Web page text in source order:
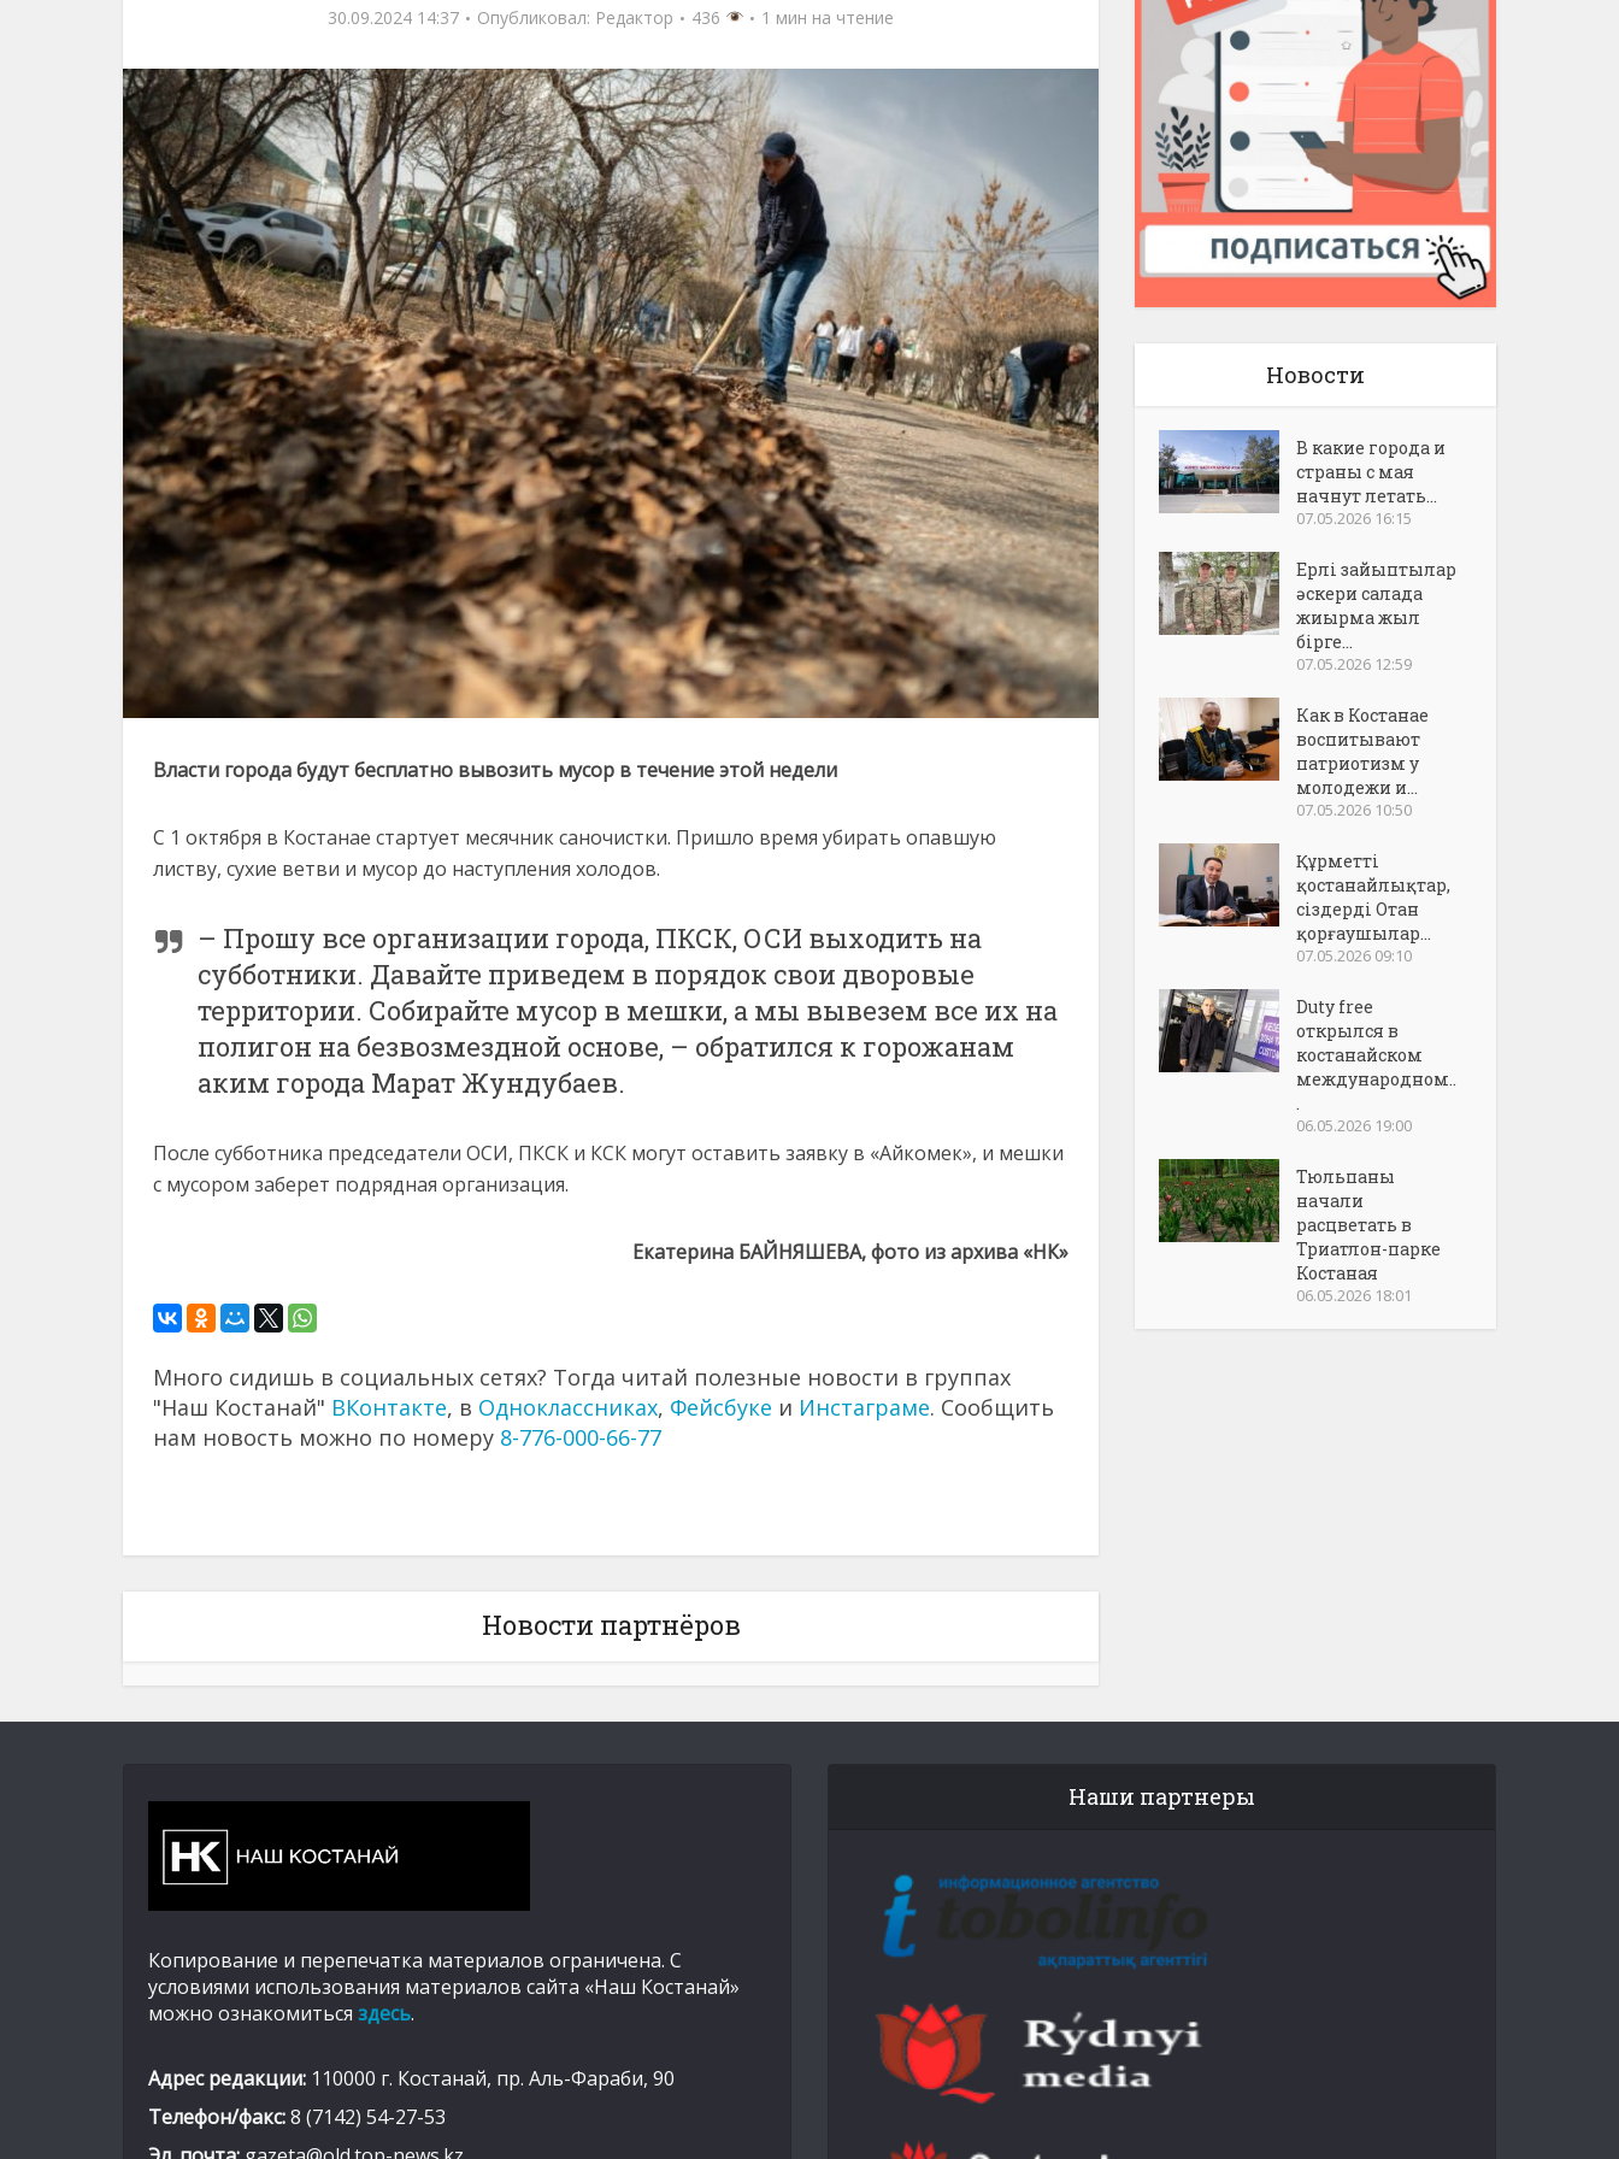
30.09.2024 14:37 Опубликовал: Редактор 436 1 мин на чтение
Власти города будут бесплатно вывозить мусор в течение этой недели
С 1 октября в Костанае стартует месячник саночистки. Пришло время убирать опавшую
листву, сухие ветви и мусор до наступления холодов.
– Прошу все организации города, ПКСК, ОСИ выходить на
субботники. Давайте приведем в порядок свои дворовые
территории. Собирайте мусор в мешки, а мы вывезем все их на
полигон на безвозмездной основе, – обратился к горожанам
аким города Марат Жундубаев.
После субботника председатели ОСИ, ПКСК и КСК могут оставить заявку в «Айкомек», и мешки
с мусором заберет подрядная организация.
Екатерина БАЙНЯШЕВА, фото из архива «НК»
Много сидишь в социальных сетях? Тогда читай полезные новости в группах
"Наш Костанай" ВКонтакте, в Одноклассниках, Фейсбуке и Инстаграме. Сообщить
нам новость можно по номеру 8-776-000-66-77
Новости партнёров
Новости
В какие города и
страны с мая
начнут летать...
07.05.2026 16:15
Ерлі зайыптылар
әскери салада
жиырма жыл
бірге...
07.05.2026 12:59
Как в Костанае
воспитывают
патриотизм у
молодежи и...
07.05.2026 10:50
Құрметті
қостанайлықтар,
сіздерді Отан
қорғаушылар...
07.05.2026 09:10
Duty free
открылся в
костанайском
международном..
.
06.05.2026 19:00
Тюльпаны
начали
расцветать в
Триатлон-парке
Костаная
06.05.2026 18:01
Копирование и перепечатка материалов ограничена. С
условиями использования материалов сайта «Наш Костанай»
можно ознакомиться здесь.
Адрес редакции: 110000 г. Костанай, пр. Аль-Фараби, 90
Телефон/факс:8 (7142) 54-27-53
Наши партнеры